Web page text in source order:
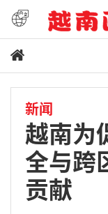
新闻
越南为
全与跨
贡献